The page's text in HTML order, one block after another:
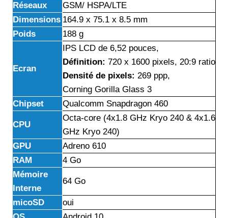
Réseaux
GSM/ HSPA/LTE
Dimensions 164.9 x 75.1 x 8.5 mm
Poids
188 g
Ecran
IPS LCD de 6,52 pouces,
Définition: 720 x 1600 pixels, 20:9 ratio
Densité de pixels: 269 ppp,
Corning Gorilla Glass 3
Chipset
Qualcomm Snapdragon 460
CPU
Octa-core (4x1.8 GHz Kryo 240 & 4x1.6
GHz Kryo 240)
GPU
Adreno 610
RAM
4 Go
Mémoire
Interne
64 Go
micoSD
oui